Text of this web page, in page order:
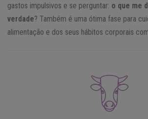
gastos impulsivos e se perguntar: o que me
verdade? Também é uma ótima fase para
alimentação e dos seus hábitos corporais